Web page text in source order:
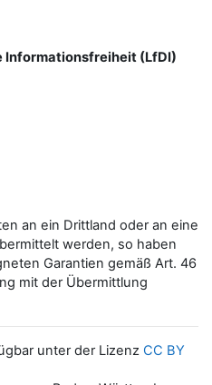
Informationsfreiheit (LfDI)
an ein Drittland oder an eine
werden, so haben
Garantien gemäß Art. 46
mit der Übermittlung
unter der Lizenz CC BY